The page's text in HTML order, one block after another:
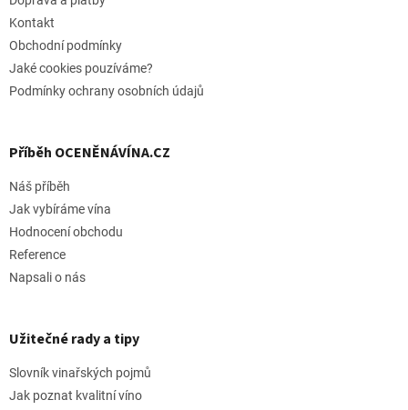
Kontakt
Obchodní podmínky
Jaké cookies pouzíváme?
Podmínky ochrany osobních údajů
Příběh OCENĚNÁVÍNA.CZ
Náš příběh
Jak vybíráme vína
Hodnocení obchodu
Reference
Napsali o nás
Užitečné rady a tipy
Slovník vinařských pojmů
Jak poznat kvalitní víno